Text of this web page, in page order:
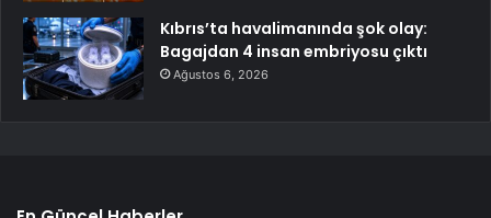
Kıbrıs’ta havalimanında şok olay:
Bagajdan 4 insan embriyosu çıktı
Ağustos 6, 2026